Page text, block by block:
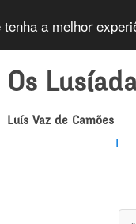
a melhor
Os
Luís Vaz de Camões